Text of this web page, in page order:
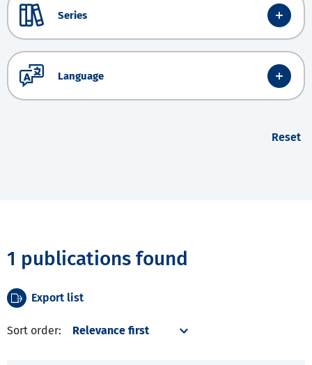
Series
Language
Reset
1 publications found
Export list
Sort order: